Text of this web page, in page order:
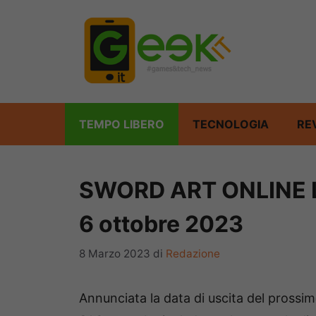
TEMPO LIBERO TECNOLOGIA
SWORD ART
6 ottobre 2023
8 Marzo 2023 di Redazione
Annunciata la data di uscita del